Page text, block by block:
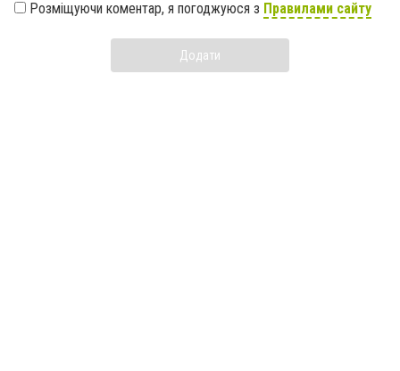
Розміщуючи коментар, я погоджуюся з Правилами сайту
Додати